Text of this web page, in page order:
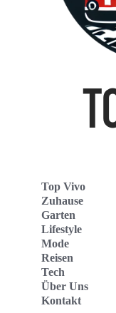
Top Vivo
Zuhause
Garten
Lifestyle
Mode
Reisen
Tech
Über Uns
Kontakt